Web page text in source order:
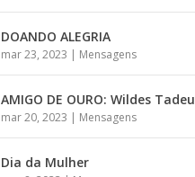
DOANDO ALEGRIA
mar 23, 2023 | Mensagens
AMIGO DE OURO: Wildes Tadeu
mar 20, 2023 | Mensagens
Dia da Mulher